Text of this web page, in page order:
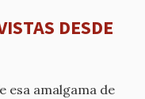
DESDE
esa amalgama de